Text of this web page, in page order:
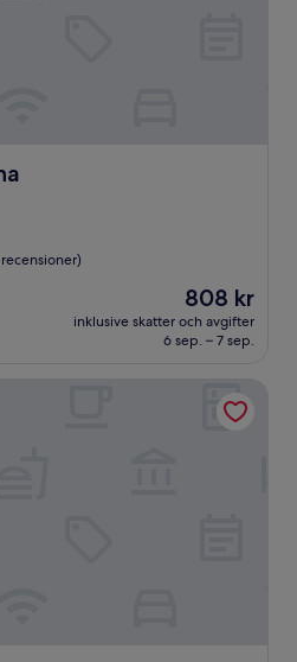
Priset
är
808 kr
808 kr
inklusive skatter och avgifter
6 sep. – 7 sep.